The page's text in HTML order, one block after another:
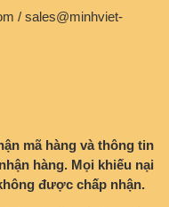
/ sales@minhviet-
mã hàng và thông tin
hàng. Mọi khiếu nại
được chấp nhận.